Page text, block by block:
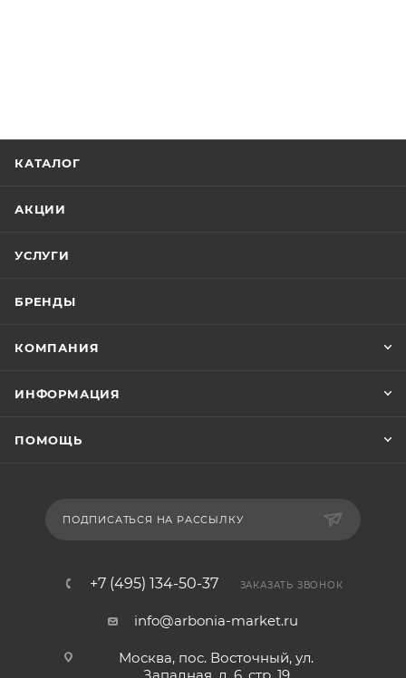
КАТАЛОГ
АКЦИИ
УСЛУГИ
БРЕНДЫ
КОМПАНИЯ
ИНФОРМАЦИЯ
ПОМОЩЬ
ПОДПИСАТЬСЯ НА РАССЫЛКУ
+7 (495) 134-50-37 ЗАКАЗАТЬ ЗВОНОК
info@arbonia-market.ru
Москва, пос. Восточный, ул.